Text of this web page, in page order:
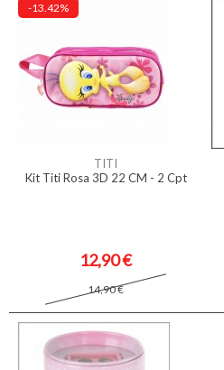
-13.42%
TITI
Kit Titi Rosa 3D 22 CM - 2 Cpt
12,90 €
14,90 €